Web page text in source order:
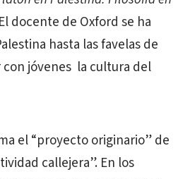
El docente de Oxford se ha
hasta las favelas de
con jóvenes la cultura del
el “proyecto originario” de
callejera”. En los